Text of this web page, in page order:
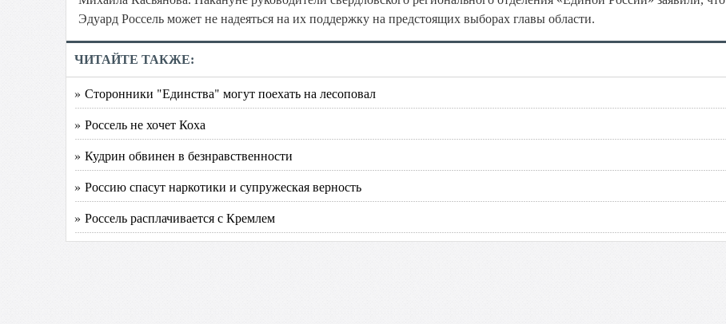
Эдуард Россель может не надеяться на их поддержку на предстоящих выборах главы области.
ЧИТАЙТЕ ТАКЖЕ:
» Сторонники "Единства" могут поехать на лесоповал
» Россель не хочет Коха
» Кудрин обвинен в безнравственности
» Россию спасут наркотики и супружеская верность
» Россель расплачивается с Кремлем